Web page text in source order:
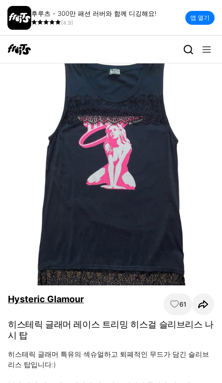
후루츠 - 300만 패션 러버와 함께 디깅해요!
(4.9)
앱 열기
Hysteric Glamour 61
히스테릭 글래머 레이스 트리밍 히스걸 슬리브리스 나
시 탑
히스테릭 글래머 특유의 섹슈얼하고 퇴폐적인 무드가 담긴 슬리브
리스 탑입니다:)